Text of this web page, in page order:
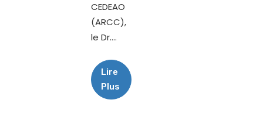
CEDEAO
(ARCC),
le Dr....
Lire
Plus